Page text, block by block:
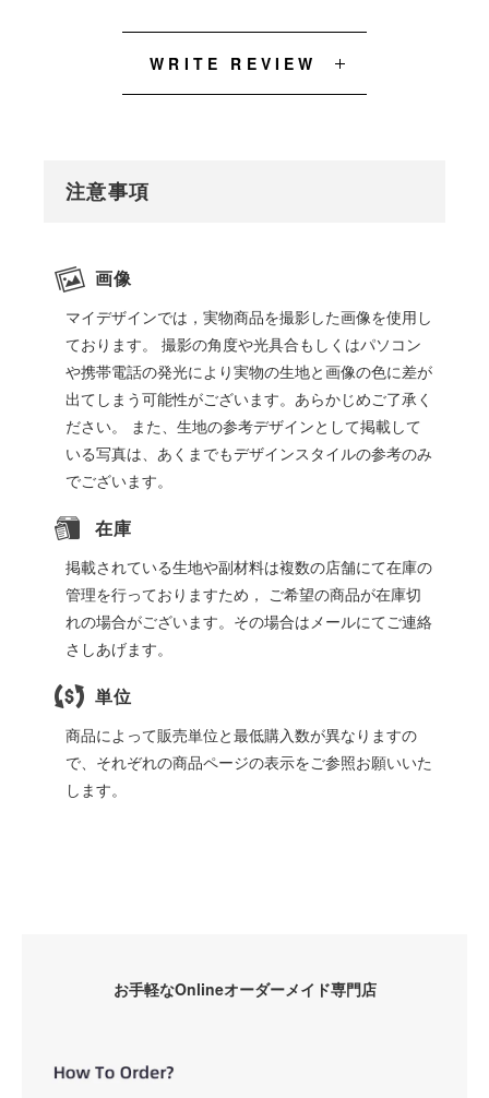
WRITE REVIEW
注意事項
画像
マイデザインでは，実物商品を撮影した画像を使用し
ております。 撮影の角度や光具合もしくはパソコン
や携帯電話の発光により実物の生地と画像の色に差が
出てしまう可能性がございます。あらかじめご了承く
ださい。 また、生地の参考デザインとして掲載して
いる写真は、あくまでもデザインスタイルの参考のみ
でございます。
在庫
掲載されている生地や副材料は複数の店舗にて在庫の
管理を行っておりますため， ご希望の商品が在庫切
れの場合がございます。その場合はメールにてご連絡
さしあげます。
単位
商品によって販売単位と最低購入数が異なりますの
で、それぞれの商品ページの表示をご参照お願いいた
します。
お手軽なOnlineオーダーメイド専門店